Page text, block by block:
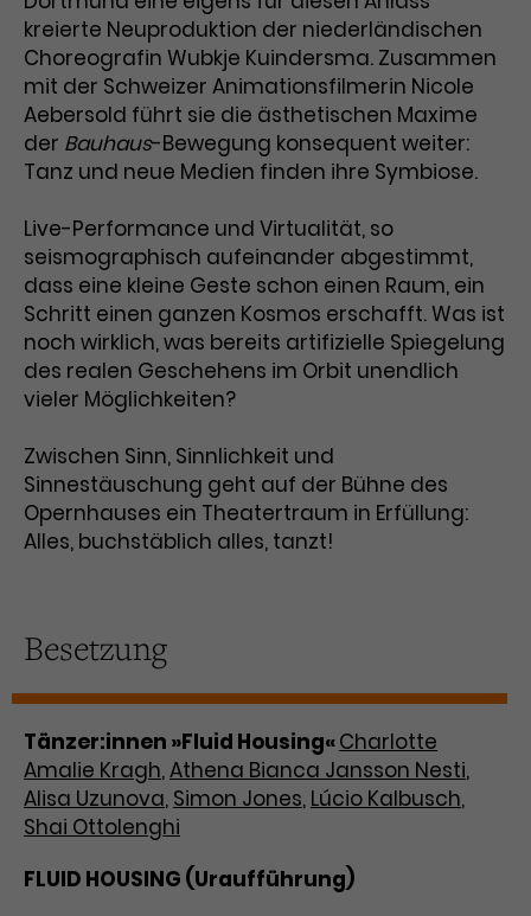
verschiedene Websites hinweg.
kreierte Neuproduktion der niederländischen
Choreografin Wubkje Kuindersma. Zusammen
mit der Schweizer Animationsfilmerin Nicole
Aebersold führt sie die ästhetischen Maxime
der Bauhaus-Bewegung konsequent weiter:
Tanz und neue Medien finden ihre Symbiose.
Live-Performance und Virtualität, so
seismographisch aufeinander abgestimmt,
dass eine kleine Geste schon einen Raum, ein
Schritt einen ganzen Kosmos erschafft. Was ist
noch wirklich, was bereits artifizielle Spiegelung
des realen Geschehens im Orbit unendlich
vieler Möglichkeiten?
Zwischen Sinn, Sinnlichkeit und
Sinnestäuschung geht auf der Bühne des
Opernhauses ein Theatertraum in Erfüllung:
Alles, buchstäblich alles, tanzt!
Besetzung
Tänzer:innen »Fluid Housing«Charlotte
Amalie Kragh,Athena Bianca Jansson Nesti,
Alisa Uzunova, Simon Jones, Lúcio Kalbusch,
Shai Ottolenghi
FLUID HOUSING (Uraufführung)